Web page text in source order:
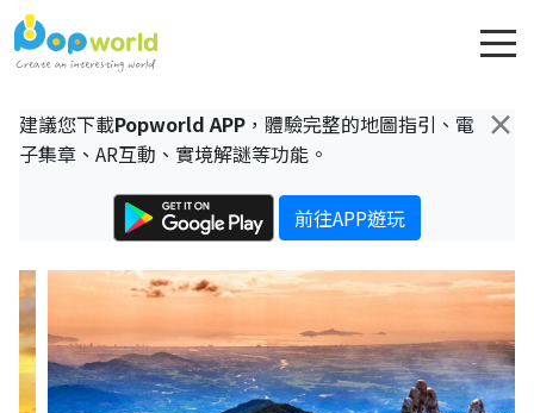
×
建議您下載Popworld APP ，體驗完整的地圖指引、電
子集章、AR互動、實境解謎等功能。
前往APP遊玩